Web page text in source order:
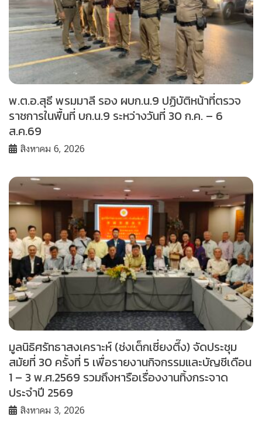
พ.ต.อ.สุธี พรมมาลี รอง ผบก.น.9 ปฏิบัติหน้าที่ตรวจ
ราชการในพื้นที่ บก.น.9 ระหว่างวันที่ 30 ก.ค. – 6
ส.ค.69
สิงหาคม 6, 2026
มูลนิธิศรัทธาสงเคราะห์ (ช่งเต็กเซี่ยงตึ๊ง) จัดประชุม
สมัยที่ 30 ครั้งที่ 5 เพื่อรายงานกิจกรรมและบัญชีเดือน
1 – 3 พ.ศ.2569 รวมถึงหารือเรื่องงานทิ้งกระจาด
ประจำปี 2569
สิงหาคม 3, 2026